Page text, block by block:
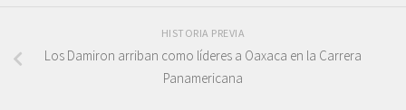
HISTORIA PREVIA
Los Damiron arriban como líderes a Oaxaca en la Carrera
Panamericana